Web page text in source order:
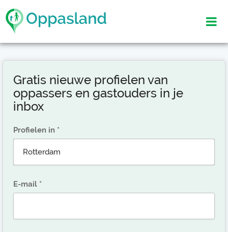
Gratis nieuwe profielen van
oppassers en gastouders in je
inbox
Profielen in
E-mail